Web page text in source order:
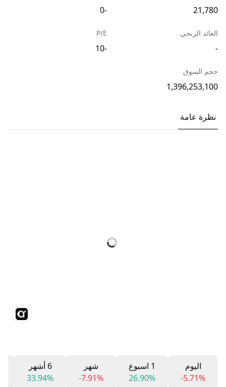
21,780
-0
العائد الربحي
-
P/E
-10
حجم السوق
1,396,253,100
نظرة عامة
اليوم
-5.71%
1 اسبوع
26.90%
شهر
-7.91%
6 أشهر
33.94%